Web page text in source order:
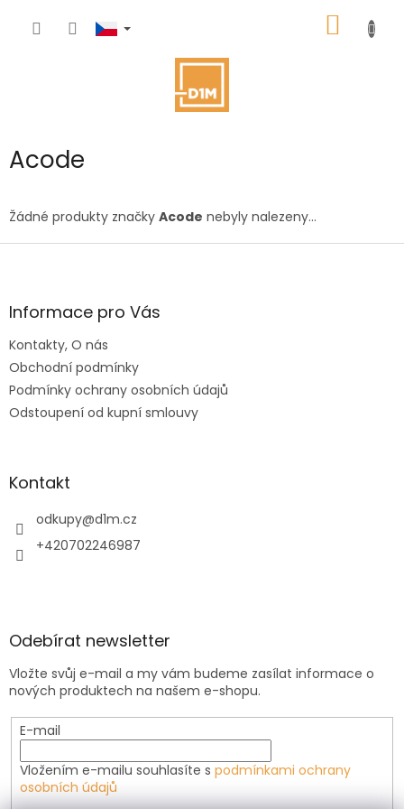
KOŠÍK
Acode
Žádné produkty značky Acode nebyly nalezeny...
Z
aInformace pro Vás
Kontakty, O nás
Obchodní podmínky
Podmínky ochrany osobních údajů
Odstoupení od kupní smlouvy
Kontakt
odkupy@d1m.cz
+420702246987
Odebírat newsletter
Vložte svůj e-mail a my vám budeme zasílat informace o
nových produktech na našem e-shopu.
E-mail
Vložením e-mailu souhlasíte s podmínkami ochrany
osobních údajů